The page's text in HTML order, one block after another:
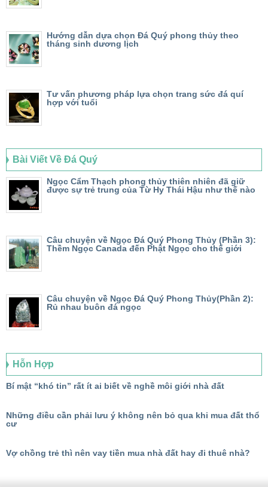
Hướng dẫn dựa chọn Đá Quý phong thủy theo
tháng sinh dương lịch
Tư vấn phương pháp lựa chọn trang sức đá quí
hợp với tuổi
Bài Viết Về Đá Quý
Ngọc Cẩm Thạch phong thủy thiên nhiên đã giữ
được sự trẻ trung của Từ Hy Thái Hậu như thế nào
Câu chuyện về Ngọc Đá Quý Phong Thủy (Phần 3):
Thềm Ngọc Canada đến Phật Ngọc cho thế giới
Câu chuyện về Ngọc Đá Quý Phong Thủy(Phần 2):
Rủ nhau buôn đá ngọc
Hỗn Hợp
Bí mật “khó tin” rất ít ai biết về nghề môi giới nhà đất
Những điều cần phải lưu ý không nên bỏ qua khi mua đất thổ
cư
Vợ chồng trẻ thì nên vay tiền mua nhà đất hay đi thuê nhà?